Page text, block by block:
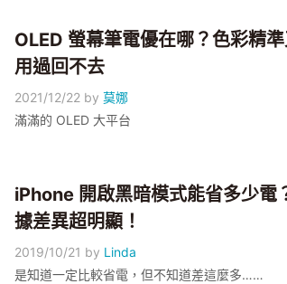
OLED 螢幕筆電優在哪？色彩精準
用過回不去
2021/12/22 by莫娜
滿滿的 OLED 大平台
iPhone 開啟黑暗模式能省多少電
據差異超明顯！
2019/10/21 by Linda
是知道一定比較省電，但不知道差這麼多……